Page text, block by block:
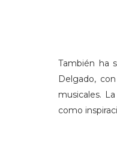
También ha
Delgado,
musicales.
como